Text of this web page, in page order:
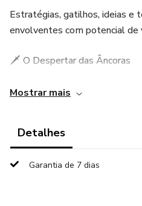
Estratégias, gatilhos, ideias e
envolventes com potencial de
🗡️ O Despertar das Âncoras
Um livro curto, mas
segredos e descobertas em
🎨 Biblioteca Secreta de
Mostrar mais
Detalhes
Garantia de 7 dias